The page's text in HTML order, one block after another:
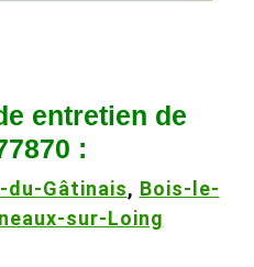
entretien de
:
du-Gâtinais, Bois-le-
sur-Loing